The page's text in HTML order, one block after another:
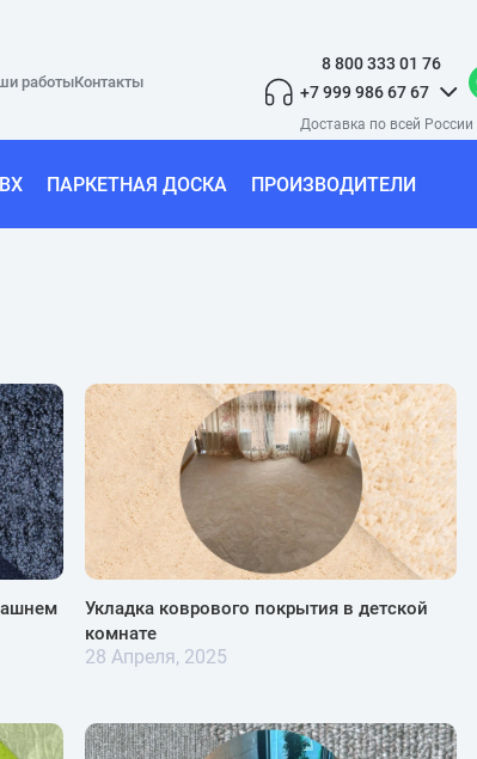
работыКонтакты
8 800 333 01 76
+7 999 986 67 67
ПАРКЕТНАЯ ДОСКА ПРОИЗВОДИТЕЛИ
Укладка коврового покрытия в детской
комнате
28 Апреля, 2025